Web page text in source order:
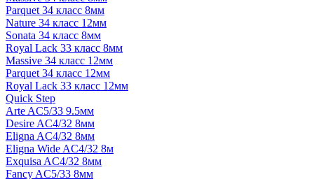
Parquet 34 класс 8мм
Nature 34 класс 12мм
Sonata 34 класс 8мм
Royal Lack 33 класс 8мм
Massive 34 класс 12мм
Parquet 34 класс 12мм
Royal Lack 33 класс 12мм
Quick Step
Arte AC5/33 9.5мм
Desire AC4/32 8мм
Eligna AC4/32 8мм
Eligna Wide AC4/32 8м
Exquisa AC4/32 8мм
Fancy AC5/33 8мм